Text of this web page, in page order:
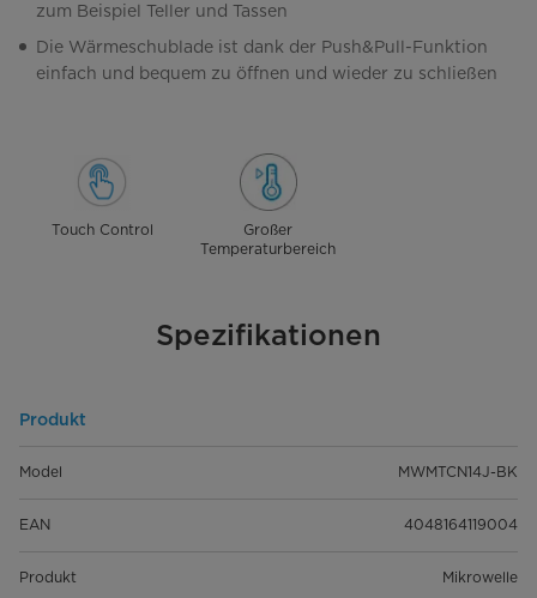
zum Beispiel Teller und Tassen
Die Wärmeschublade ist dank der Push&Pull-Funktion
einfach und bequem zu öffnen und wieder zu schließen
Touch Control
Großer
Temperaturbereich
Spezifikationen
Produkt
Model MWMTCN14J-BK
EAN 4048164119004
Produkt Mikrowelle